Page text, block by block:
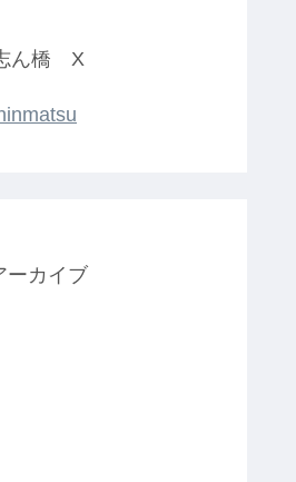
ん橋 X
ーカイブ